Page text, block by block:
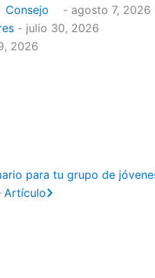
Consejo
- agosto 7, 2026
- julio 30, 2026
2026
para tu grupo de
Artículo
Next